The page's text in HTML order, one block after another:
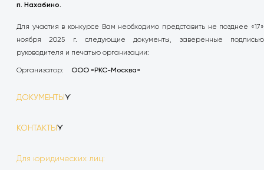
п. Нахабино.
Для участия в конкурсе Вам необходимо представить не позднее «17»
ноября 2025 г. следующие документы, заверенные подписью
руководителя и печатью организации:
Организатор: ООО «РКС-Москва»
ДОКУМЕНТЫ
3.
информации.docx
КОНТАКТЫ
di@rks-dev.com
Для юридических лиц: